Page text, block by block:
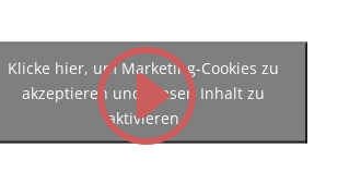
Klicke hier, um Marketing-Cookies zu
akzeptieren und diesen Inhalt zu
aktivieren